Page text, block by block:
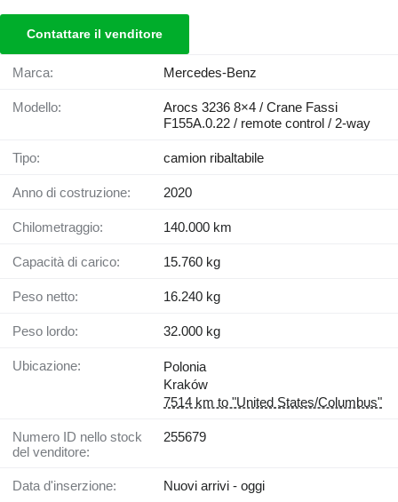
Contattare il venditore
Marca: Mercedes-Benz
Modello:
Arocs 3236 8×4 / Crane Fassi
F155A.0.22 / remote control / 2-way
Tipo: camion ribaltabile
Anno di costruzione: 2020
Chilometraggio: 140.000 km
Capacità di carico: 15.760 kg
Peso netto: 16.240 kg
Peso lordo: 32.000 kg
Ubicazione:
Polonia
Kraków
7514 km to "United States/Columbus"
Numero ID nello stock
del venditore:
255679
Data d'inserzione: Nuovi arrivi - oggi